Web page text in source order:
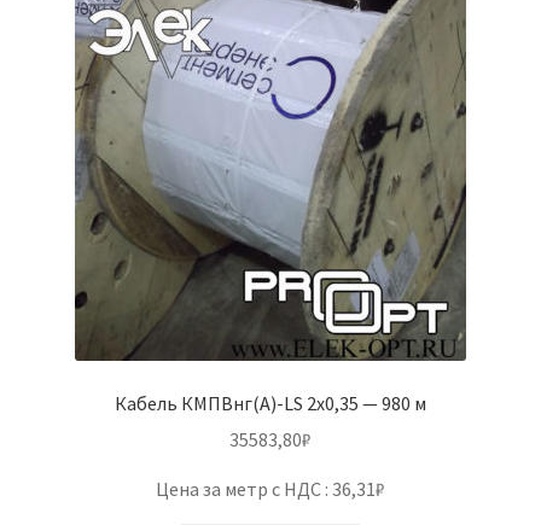
Кабель КМПВнг(А)-LS 2х0,35 — 980 м
35583,80₽
Цена за метр с НДС : 36,31₽